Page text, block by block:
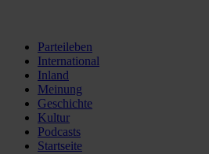
Parteileben
International
Inland
Meinung
Geschichte
Kultur
Podcasts
Startseite